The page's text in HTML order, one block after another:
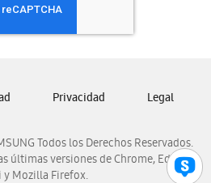
Nicaragua
Panamá
Venezuela
Todos los Derechos Reservados.
últimas versiones de Chrome, Edge,
y Mozilla Firefox.
Privacidad Legal